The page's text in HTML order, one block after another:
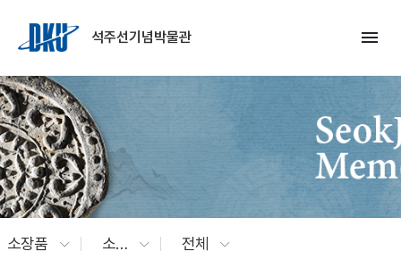
석주선기념박물관
menu
소장품 소장품 검색 전체